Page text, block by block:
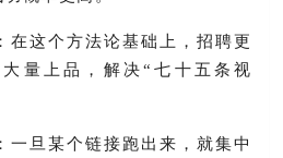
：在这个方法论基础上，招聘更
量上品，解决“七十五条视
：一旦某个链接跑出来，就集中